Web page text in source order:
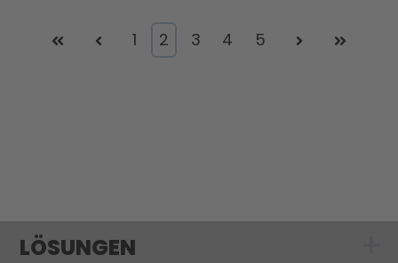
First Prev 1 2 3 4 5 Next Last
LÖSUNGEN